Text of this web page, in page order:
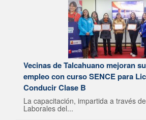
Vecinas de Talcahuano mejoran
empleo con curso SENCE para
Conducir Clase B
La capacitación, impartida a través
Laborales del...